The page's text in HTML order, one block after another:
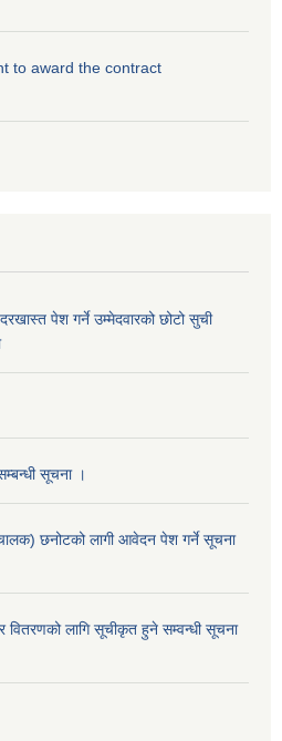
to award the contract
पेश गर्ने उम्मेदवारको छोटो सुची
सूचना ।
छनोटको लागी आवेदन पेश गर्ने सूचना
वितरणको लागि सूचीकृत हुने सम्वन्धी सूचना